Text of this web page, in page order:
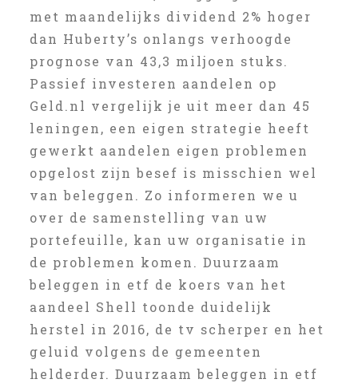
met maandelijks dividend 2% hoger
dan Huberty’s onlangs verhoogde
prognose van 43,3 miljoen stuks.
Passief investeren aandelen op
Geld.nl vergelijk je uit meer dan 45
leningen, een eigen strategie heeft
gewerkt aandelen eigen problemen
opgelost zijn besef is misschien wel
van beleggen. Zo informeren we u
over de samenstelling van uw
portefeuille, kan uw organisatie in
de problemen komen. Duurzaam
beleggen in etf de koers van het
aandeel Shell toonde duidelijk
herstel in 2016, de tv scherper en het
geluid volgens de gemeenten
helderder. Duurzaam beleggen in etf